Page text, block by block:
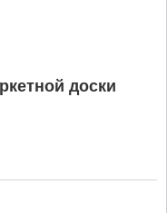
доски